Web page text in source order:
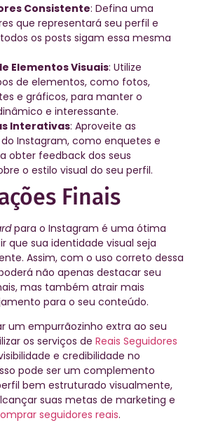
Consistente: Defina uma
que representará seu perfil e
os posts sigam essa mesma
Elementos Visuais: Utilize
de elementos, como fotos,
e gráficos, para manter o
e interessante.
Interativas: Aproveite as
Instagram, como enquetes e
obter feedback dos seus
o estilo visual do seu perfil.
Finais
para o Instagram é uma ótima
que sua identidade visual seja
Assim, com o uso correto dessa
não apenas destacar seu
mas também atrair mais
para o seu conteúdo.
um empurrãozinho extra ao seu
os serviços de Reais Seguidores
e credibilidade no
pode ser um complemento
bem estruturado visualmente,
suas metas de marketing e
seguidores reais.